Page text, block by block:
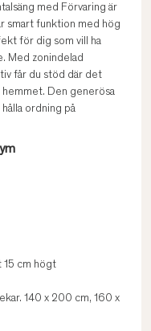
med Förvaring är
smart funktion med hög
för dig som vill ha
Med zonindelad
får du stöd där det
Den generösa
ordning på
15 cm högt
140 x 200 cm, 160 x